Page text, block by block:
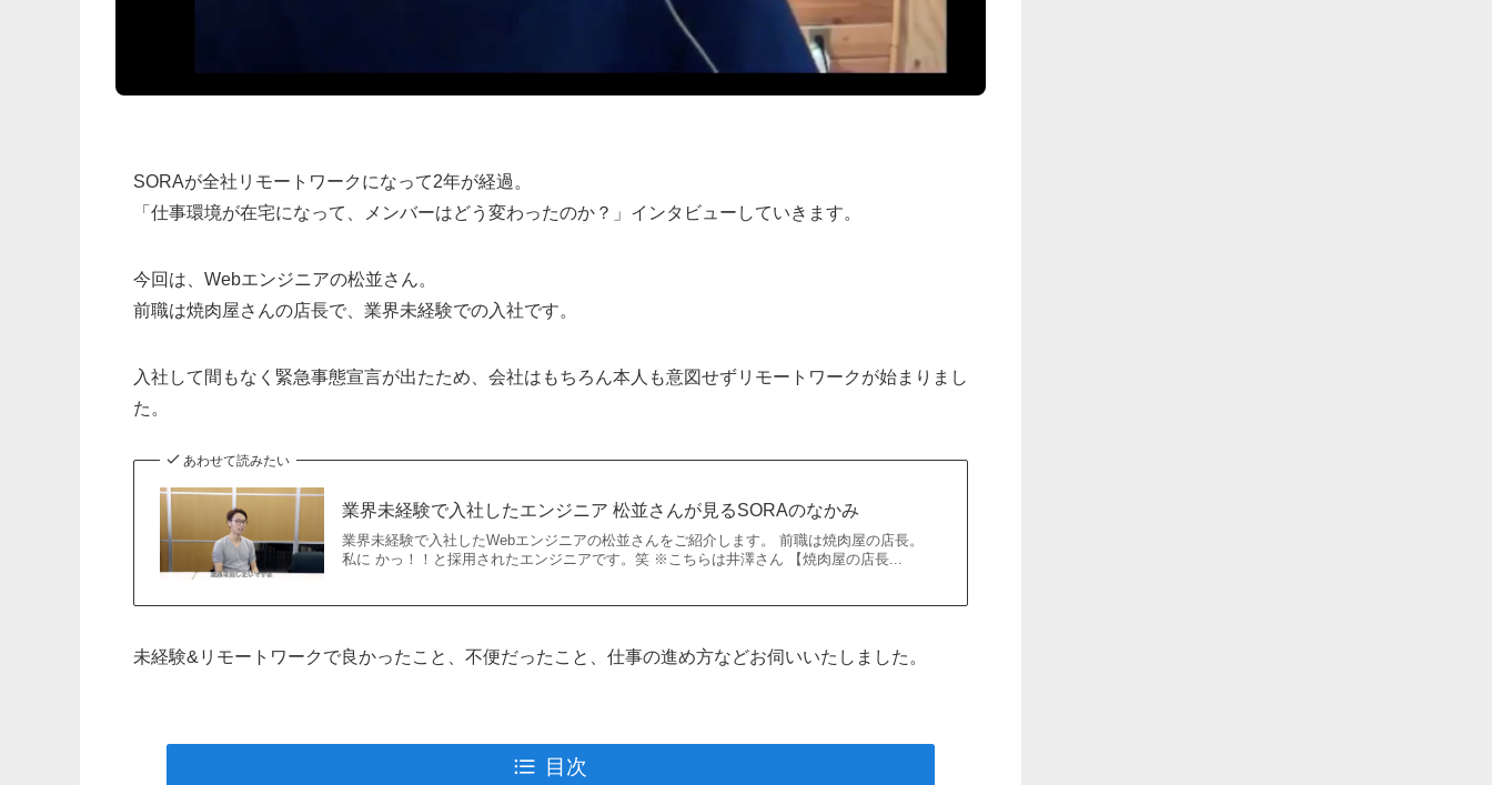
SORAが全社リモートワークになって2年が経過。
「仕事環境が在宅になって、メンバーはどう変わったのか？」インタビューしていきます。
今回は、Webエンジニアの松並さん。
前職は焼肉屋さんの店長で、業界未経験での入社です。
入社して間もなく緊急事態宣言が出たため、会社はもちろん本人も意図せずリモートワークが始まりまし
た。
あわせて読みたい
業界未経験で入社したエンジニア 松並さんが見るSORAのなかみ
業界未経験で入社したWebエンジニアの松並さんをご紹介します。 前職は焼肉屋の店長。
私に かっ！！と採用されたエンジニアです。笑 ※こちらは井澤さん 【焼肉屋の店長...
未経験&リモートワークで良かったこと、不便だったこと、仕事の進め方などお伺いいたしました。
目次